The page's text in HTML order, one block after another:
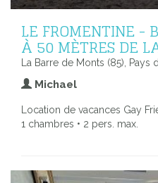
LE FROMENTINE -
À 50 MÈTRES DE
La Barre de Monts (85), Pays
Michael
Location de vacances Gay
1 chambres • 2 pers. max.